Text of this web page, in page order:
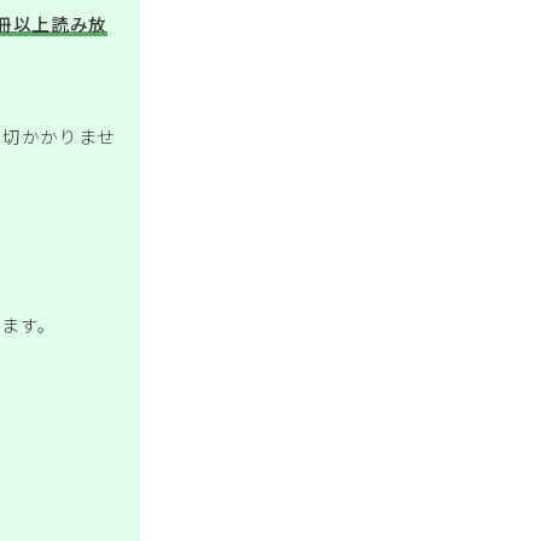
以上読み放
かかりませ
す。